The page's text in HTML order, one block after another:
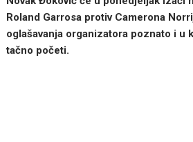
Roland Garrosa protiv Camerona
oglašavanja organizatora poznato i u
tačno početi.